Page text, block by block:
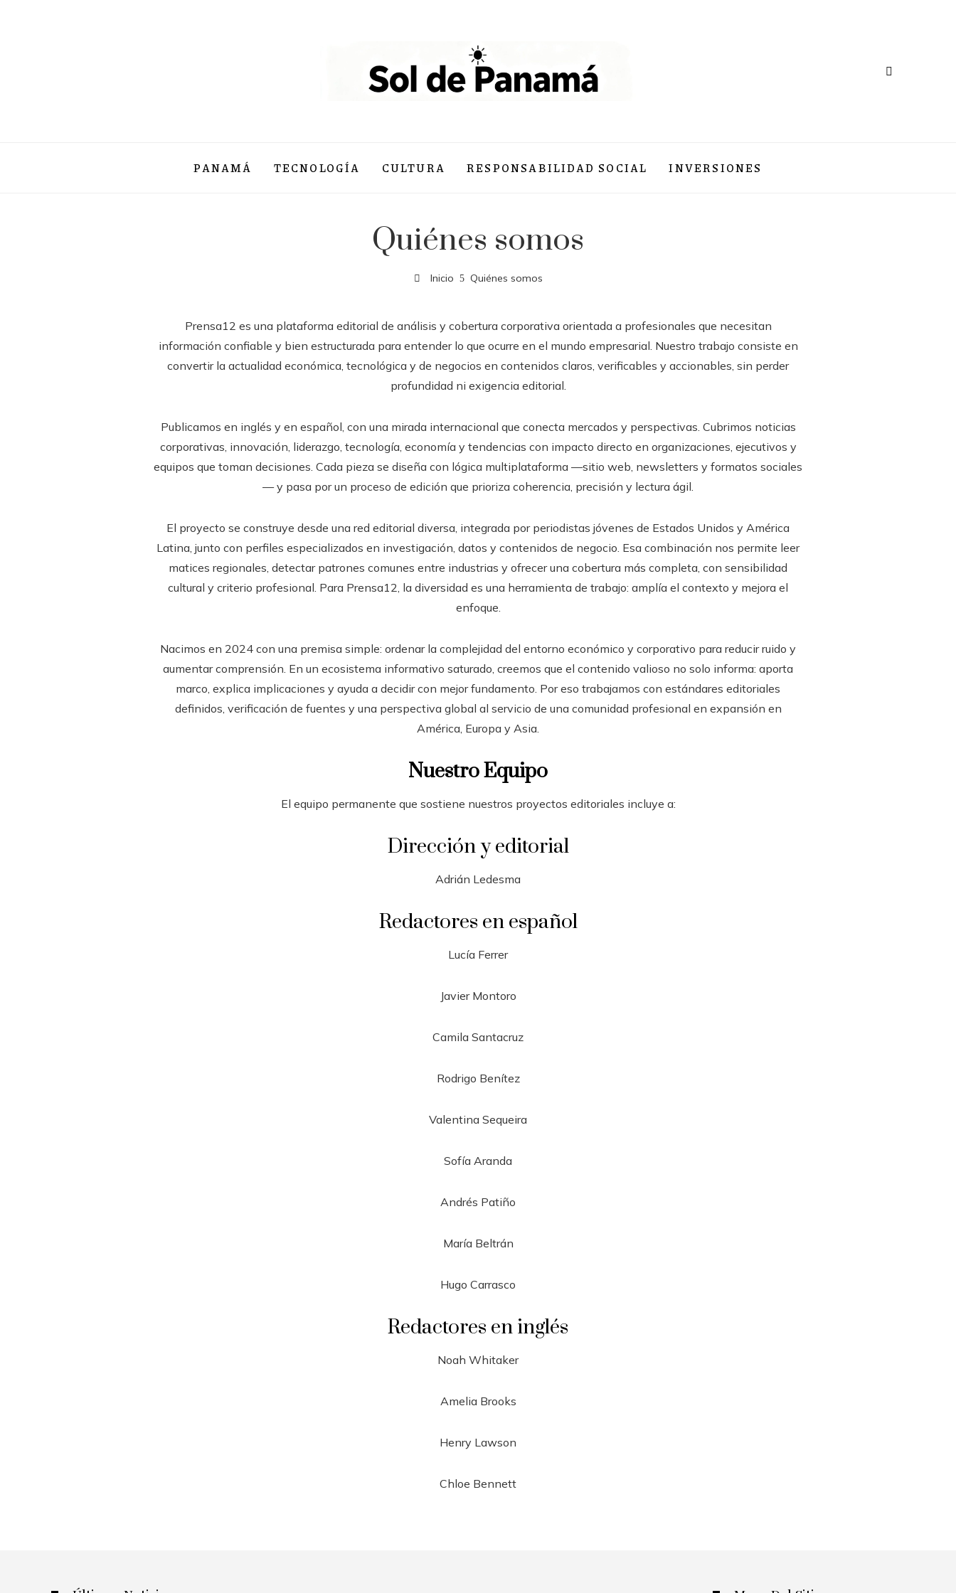
PANAMÁ TECNOLOGÍA CULTURA RESPONSABILIDAD SOCIAL INVERSIONES
Quiénes somos
Inicio Quiénes somos
Prensa12 es una plataforma editorial de análisis y cobertura corporativa orientada a profesionales que necesitan
información confiable y bien estructurada para entender lo que ocurre en el mundo empresarial. Nuestro trabajo consiste en
convertir la actualidad económica, tecnológica y de negocios en contenidos claros, verificables y accionables, sin perder
profundidad ni exigencia editorial.
Publicamos en inglés y en español, con una mirada internacional que conecta mercados y perspectivas. Cubrimos noticias
corporativas, innovación, liderazgo, tecnología, economía y tendencias con impacto directo en organizaciones, ejecutivos y
equipos que toman decisiones. Cada pieza se diseña con lógica multiplataforma —sitio web, newsletters y formatos sociales
— y pasa por un proceso de edición que prioriza coherencia, precisión y lectura ágil.
El proyecto se construye desde una red editorial diversa, integrada por periodistas jóvenes de Estados Unidos y América
Latina, junto con perfiles especializados en investigación, datos y contenidos de negocio. Esa combinación nos permite leer
matices regionales, detectar patrones comunes entre industrias y ofrecer una cobertura más completa, con sensibilidad
cultural y criterio profesional. Para Prensa12, la diversidad es una herramienta de trabajo: amplía el contexto y mejora el
enfoque.
Nacimos en 2024 con una premisa simple: ordenar la complejidad del entorno económico y corporativo para reducir ruido y
aumentar comprensión. En un ecosistema informativo saturado, creemos que el contenido valioso no solo informa: aporta
marco, explica implicaciones y ayuda a decidir con mejor fundamento. Por eso trabajamos con estándares editoriales
definidos, verificación de fuentes y una perspectiva global al servicio de una comunidad profesional en expansión en
América, Europa y Asia.
Nuestro Equipo
El equipo permanente que sostiene nuestros proyectos editoriales incluye a:
Dirección y editorial
Adrián Ledesma
Redactores en español
Lucía Ferrer
Javier Montoro
Camila Santacruz
Rodrigo Benítez
Valentina Sequeira
Sofía Aranda
Andrés Patiño
María Beltrán
Hugo Carrasco
Redactores en inglés
Noah Whitaker
Amelia Brooks
Henry Lawson
Chloe Bennett